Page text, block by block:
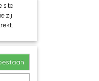
site
zij